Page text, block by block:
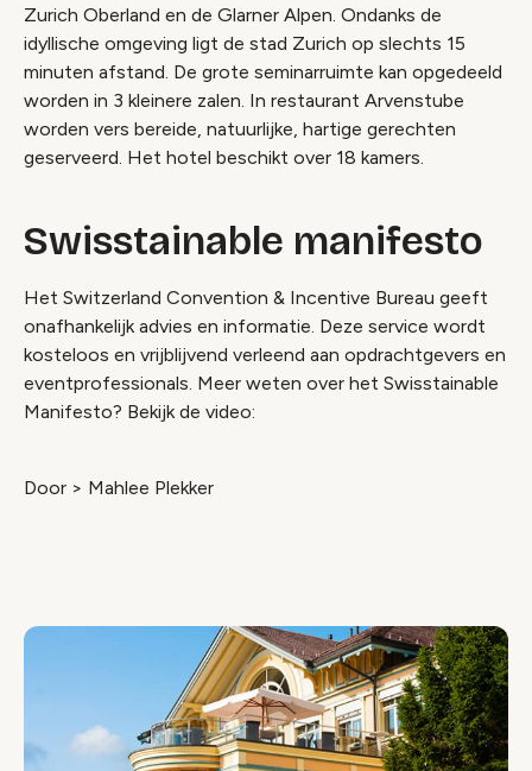
Zurich Oberland en de Glarner Alpen. Ondanks de
idyllische omgeving ligt de stad Zurich op slechts 15
minuten afstand. De grote seminarruimte kan opgedeeld
worden in 3 kleinere zalen. In restaurant Arvenstube
worden vers bereide, natuurlijke, hartige gerechten
geserveerd. Het hotel beschikt over 18 kamers.
Swisstainable manifesto
Het Switzerland Convention & Incentive Bureau geeft
onafhankelijk advies en informatie. Deze service wordt
kosteloos en vrijblijvend verleend aan opdrachtgevers en
eventprofessionals. Meer weten over het Swisstainable
Manifesto? Bekijk de video:
Door > Mahlee Plekker